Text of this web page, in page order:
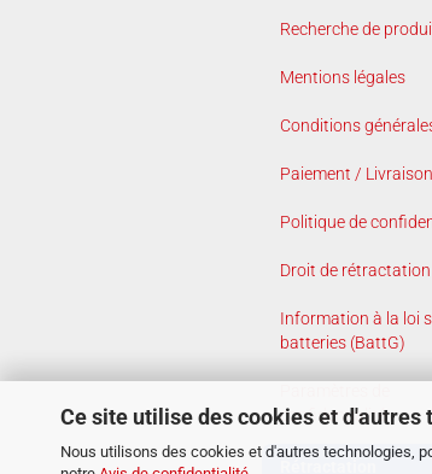
Ce site utilise des cookies et d'autres
Nous utilisons des cookies et d'autres technologies,
Recherche de
Mentions légales
Conditions
Paiement / Livraison
Politique de
Droit de rétractation
Information à la loi
batteries (BattG)
confidentialité